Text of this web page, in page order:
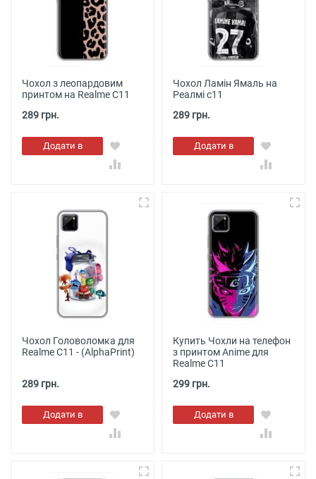
Чохол з леопардовим
принтом на Realme C11
289 грн.
Додати в
кошик
Чохол Ламін Ямаль на
Реалмі с11
289 грн.
Додати в
кошик
Чохол Головоломка для
Realme C11 - (AlphaPrint)
289 грн.
Додати в
кошик
Купить Чохли на телефон
з принтом Anime для
Realme C11
299 грн.
Додати в
кошик